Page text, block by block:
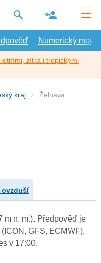
Numerický model
zítra i tropickými
kraj Želnava
ovzduší
m n. m.). Předpověď je
GFS, ECMWF).
v 17:00.